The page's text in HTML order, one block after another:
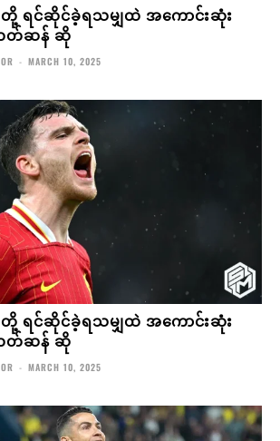
ရင်ဆိုင်ခဲ့ရသမျှထဲ အကောင်းဆုံး
တ်ဆန် ဆို
- MARCH 10, 2025
ရင်ဆိုင်ခဲ့ရသမျှထဲ အကောင်းဆုံး
တ်ဆန် ဆို
- MARCH 10, 2025